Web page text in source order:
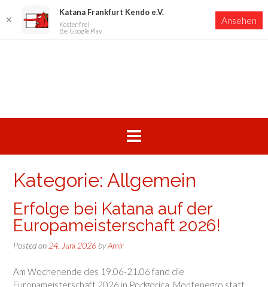
Kategorie: Allgemein
Erfolge bei Katana auf der
Europameisterschaft 2026!
Posted on 24. Juni 2026 byAmir
Am Wochenende des 19.06-21.06 fand die
Europameisterschaft 2026 in Podgorica, Montenegro statt.
✕
Katana Frankfurt Kendo e.V.
Kostenfrei
Bei Google Play
Ansehen